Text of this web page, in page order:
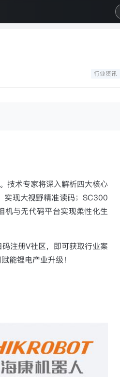
行业资讯
技术专家将深入解析四大核心
实现大视野精准读码；SC300
机与无代码平台实现柔性化生
注册V社区，即可获取行业案
能锂电产业升级！